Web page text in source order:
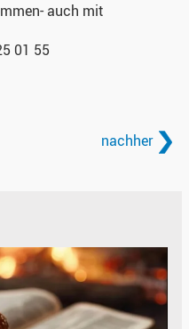
auch mit
01 55
nachher